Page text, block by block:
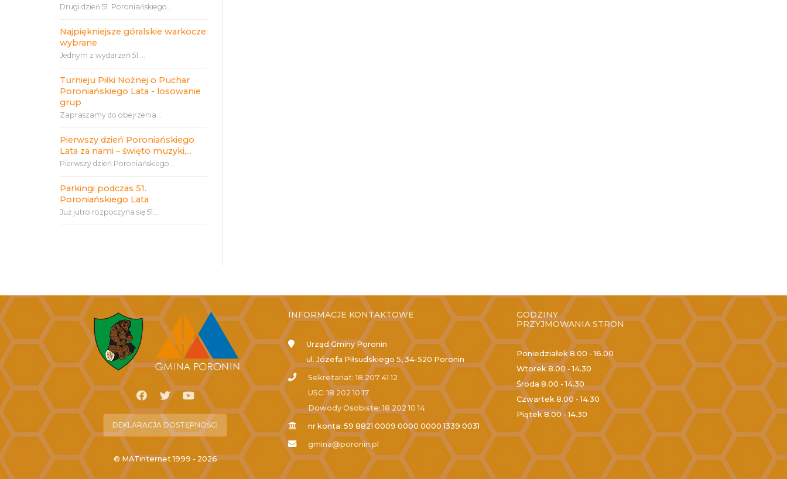
Drugi dzień 51. Poroniańskiego...
Najpiękniejsze góralskie warkocze
wybrane
Jednym z wydarzeń 51....
Turnieju Piłki Nożnej o Puchar
Poroniańskiego Lata - losowanie
grup
Zapraszamy do obejrzenia...
Pierwszy dzień Poroniańskiego
Lata za nami – święto muzyki,...
Pierwszy dzień Poroniańskiego...
Parkingi podczas 51.
Poroniańskiego Lata
Już jutro rozpoczyna się 51....
DEKLARACJA DOSTĘPNOŚCI
© MATinternet 1999 - 2026
INFORMACJE KONTAKTOWE
Urząd Gminy Poronin
ul. Józefa Piłsudskiego 5, 34-520 Poronin
Sekretariat: 18 207 41 12
USC: 18 202 10 17
Dowody Osobiste: 18 202 10 14
nr konta: 59 8821 0009 0000 0000 1339 0031
gmina@poronin.pl
GODZINY
PRZYJMOWANIA STRON
Poniedziałek 8.00 - 16.00
Wtorek8.00 - 14.30
Środa 8.00 - 14.30
Czwartek 8.00 - 14.30
Piątek8.00 - 14.30